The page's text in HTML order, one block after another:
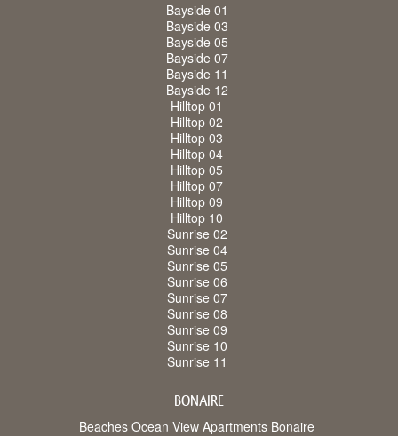
Bayside 01
Bayside 03
Bayside 05
Bayside 07
Bayside 11
Bayside 12
Hilltop 01
Hilltop 02
Hilltop 03
Hilltop 04
Hilltop 05
Hilltop 07
Hilltop 09
Hilltop 10
Sunrise 02
Sunrise 04
Sunrise 05
Sunrise 06
Sunrise 07
Sunrise 08
Sunrise 09
Sunrise 10
Sunrise 11
BONAIRE
Beaches Ocean View Apartments Bonaire